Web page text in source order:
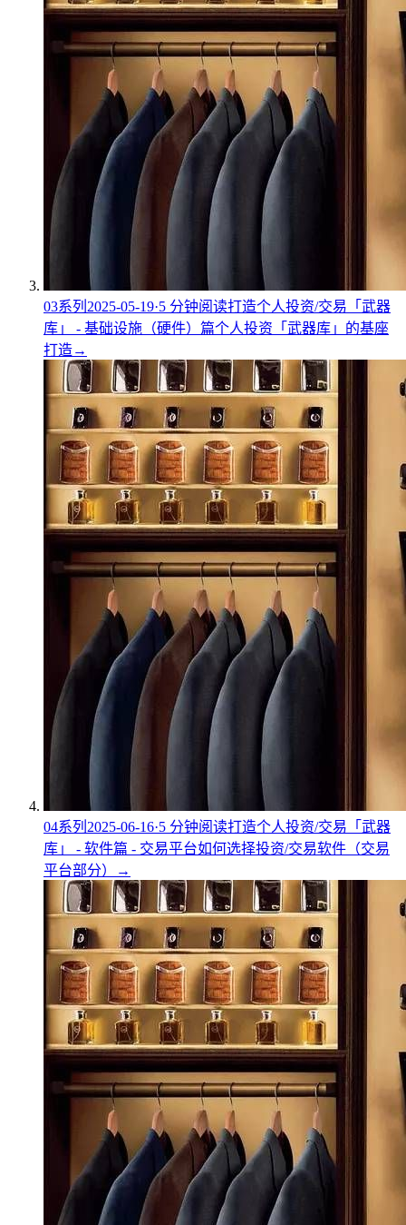
03系列 2025-05-19·5 分钟阅读打造个人投资/交易「武器
库」 - 基础设施（硬件）篇个人投资「武器库」的基座
打造→
04系列 2025-06-16·5 分钟阅读打造个人投资/交易「武器
库」 - 软件篇 - 交易平台如何选择投资/交易软件（交易
平台部分）
→